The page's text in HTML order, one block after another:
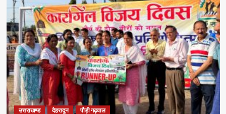
उत्तराखण्ड देहरादून पौड़ी गढ़वाल